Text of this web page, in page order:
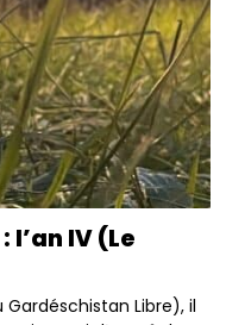
IV (Le
Libre), il